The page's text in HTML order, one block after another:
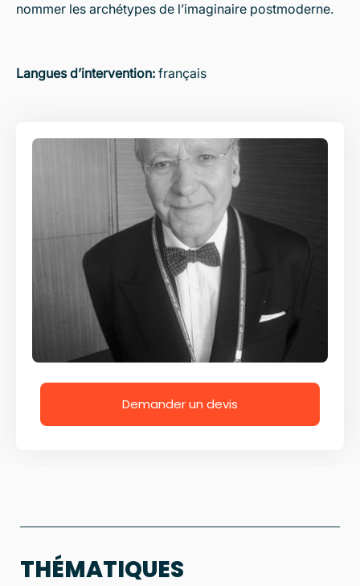
nommer les archétypes de l’imaginaire postmoderne.
Langues d’intervention: français
Demander un devis
THÉMATIQUES